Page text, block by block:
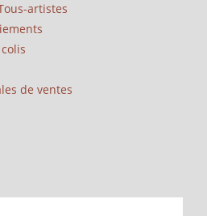
artistes
de ventes